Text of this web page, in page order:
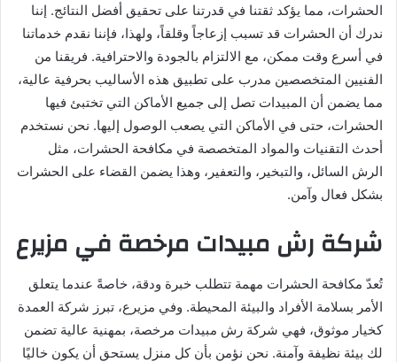
الحشرات، مما يؤكد ثقتنا في قدرتنا على تحقيق أفضل النتائج. إننا
ندرك أن الحشرات قد تسبب إزعاجاً وقلقاً، ولهذا، فإننا نقدم خدماتنا
في أسرع وقت ممكن، مع الالتزام بالجودة والاحترافية. فريقنا من
الفنيين المتخصصين مدرب على تطبيق هذه الأساليب بحرفية عالية،
مما يضمن أن المبيدات تصل إلى جميع الأماكن التي تختبئ فيها
الحشرات، حتى في الأماكن التي يصعب الوصول إليها. نحن نستخدم
أحدث التقنيات والمواد المتخصصة في مكافحة الحشرات، مثل
الرش السائل، والتبخير، والتعفير، وهذا يضمن القضاء على الحشرات
بشكل فعال وآمن.
شركة رش مبيدات مرخصة في مزيرع
تُعدّ مكافحة الحشرات مهمة تتطلب خبرة ودقة، خاصةً عندما يتعلق
الأمر بسلامة الأفراد والبيئة المحيطة. وفي مزيرع، تبرز شركة العمدة
كخيار موثوق، فهي شركة رش مبيدات مرخصة، بمهنية عالية تضمن
لك بيئة نظيفة وآمنة. نحن نؤمن بأن كل منزل يستحق أن يكون خاليًا